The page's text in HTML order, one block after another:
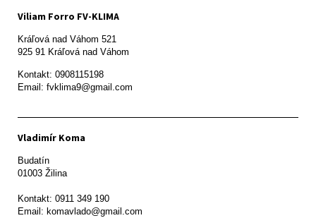
Viliam Forro FV-KLIMA
Kráľová nad Váhom 521
Kontakt: 0908115198
Email: fvklima9@gmail.com
Vladimír Koma
Budatín
01003 Žilina
Kontakt: 0911 349 190